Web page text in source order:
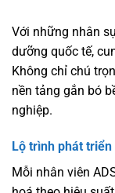
Với những nhân
dưỡng quốc tế,
Không chỉ chú
nền tảng gắn bó
nghiệp.
Lộ trình phát triển
Mỗi nhân viên